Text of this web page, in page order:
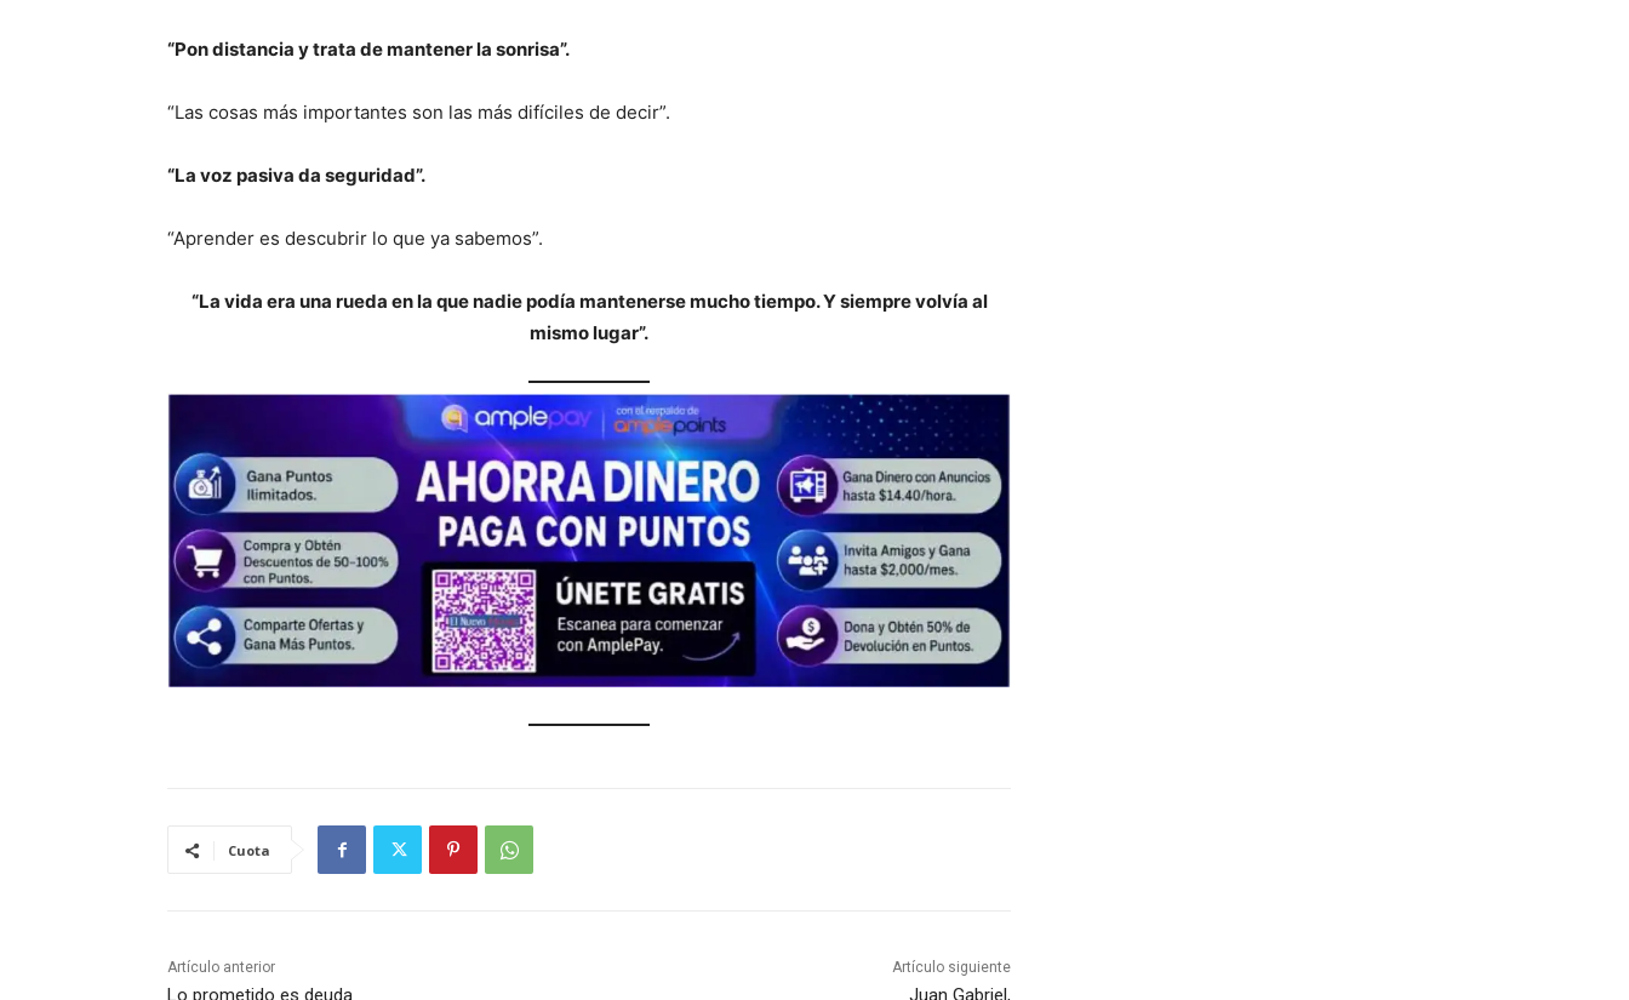
“Pon distancia y trata de mantener la sonrisa”.
“Las cosas más importantes son las más difíciles de decir”.
“La voz pasiva da seguridad”.
“Aprender es descubrir lo que ya sabemos”.
“La vida era una rueda en la que nadie podía mantenerse mucho tiempo. Y siempre volvía al
mismo lugar”.
Cuota
Artículo anterior
Lo prometido es deuda
Artículo siguiente
Juan Gabriel,